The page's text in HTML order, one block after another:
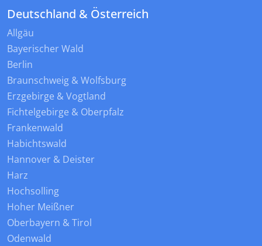
Deutschland & Österreich
Allgäu
Bayerischer Wald
Berlin
Braunschweig & Wolfsburg
Erzgebirge & Vogtland
Fichtelgebirge & Oberpfalz
Frankenwald
Habichtswald
Hannover & Deister
Harz
Hochsolling
Hoher Meißner
Oberbayern & Tirol
Odenwald